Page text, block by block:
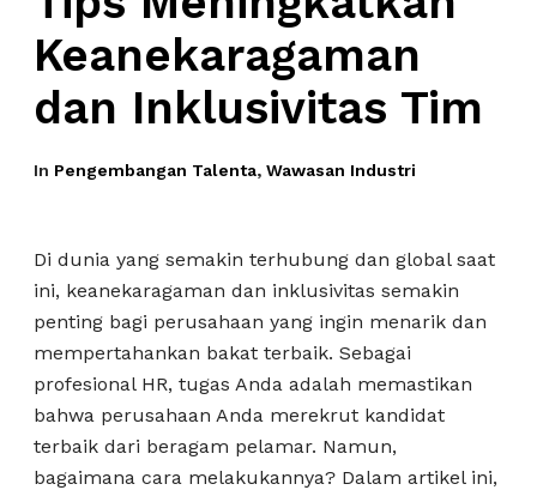
Keanekaragaman
dan Inklusivitas Tim
In Pengembangan Talenta, Wawasan Industri
Di dunia yang semakin terhubung dan global saat
ini, keanekaragaman dan inklusivitas semakin
penting bagi perusahaan yang ingin menarik dan
mempertahankan bakat terbaik. Sebagai
profesional HR, tugas Anda adalah memastikan
bahwa perusahaan Anda merekrut kandidat
terbaik dari beragam pelamar. Namun,
bagaimana cara melakukannya? Dalam artikel ini,